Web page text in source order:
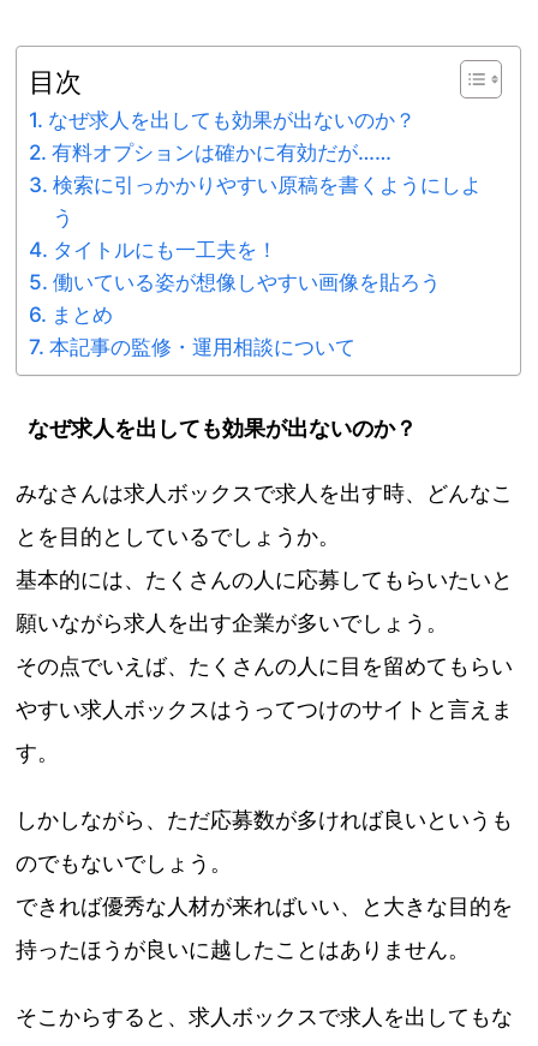
目次
なぜ求人を出しても効果が出ないのか？
有料オプションは確かに有効だが……
検索に引っかかりやすい原稿を書くようにしよ
う
タイトルにも一工夫を！
働いている姿が想像しやすい画像を貼ろう
まとめ
本記事の監修・運用相談について
なぜ求人を出しても効果が出ないのか？
みなさんは求人ボックスで求人を出す時、どんなこ
とを目的としているでしょうか。
基本的には、たくさんの人に応募してもらいたいと
願いながら求人を出す企業が多いでしょう。
その点でいえば、たくさんの人に目を留めてもらい
やすい求人ボックスはうってつけのサイトと言えま
す。
しかしながら、ただ応募数が多ければ良いというも
のでもないでしょう。
できれば優秀な人材が来ればいい、と大きな目的を
持ったほうが良いに越したことはありません。
そこからすると、求人ボックスで求人を出してもな